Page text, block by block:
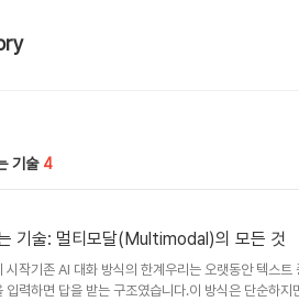
기술 4
기술: 멀티모달(Multimodal)의 모든 것
시작기존 AI 대화 방식의 한계우리는 오랫동안 텍스트
입력하면 답을 받는 구조였습니다.이 방식은 단순하지